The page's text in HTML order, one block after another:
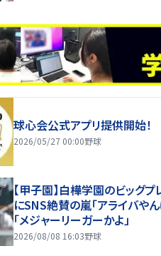
球心会公式アプリ提供開始！
2026/05/27 00:00野球
【甲子園】白樺学園のビッグプ
にSNS絶賛の嵐「アライバやん
「メジャーリーガーかよ」
2026/08/08 16:03野球